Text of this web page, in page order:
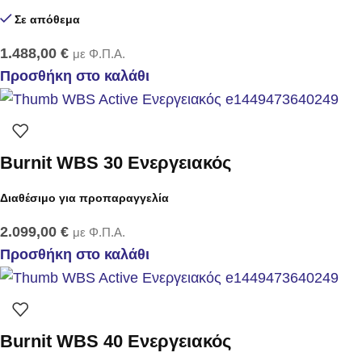
Σε απόθεμα
1.488,00 € με Φ.Π.Α.
Προσθήκη στο καλάθι
Burnit WBS 30 Ενεργειακός
Διαθέσιμο για προπαραγγελία
2.099,00 € με Φ.Π.Α.
Προσθήκη στο καλάθι
Burnit WBS 40 Ενεργειακός